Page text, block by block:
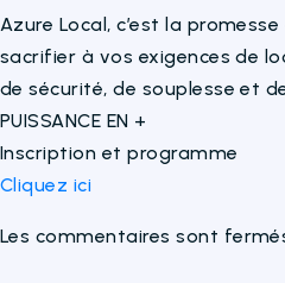
Azure Local, c’est la
sacrifier à vos exigences de
de sécurité, de souplesse et
PUISSANCE EN +
Inscription et programme
Cliquez ici
Les commentaires sont